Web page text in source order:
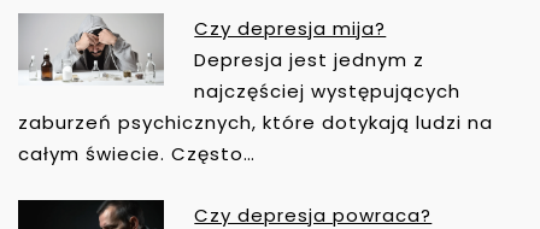
Czy depresja mija?
Depresja jest jednym z
najczęściej występujących
zaburzeń psychicznych, które dotykają ludzi na
całym świecie. Często…
Czy depresja powraca?
C
J
A
P
I
S